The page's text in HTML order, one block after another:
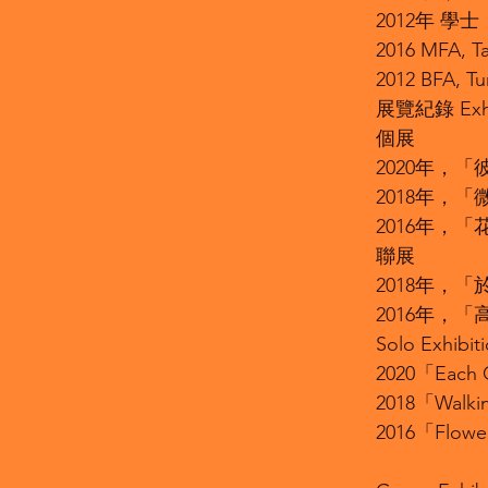
2012年 學
2016 MFA,
2012 BFA,
展覽紀錄
個展
2020年，「
2018年，「
2016年，「
聯展
2018年，「
2016年，「
Solo
2020「Each
2018「
2016「